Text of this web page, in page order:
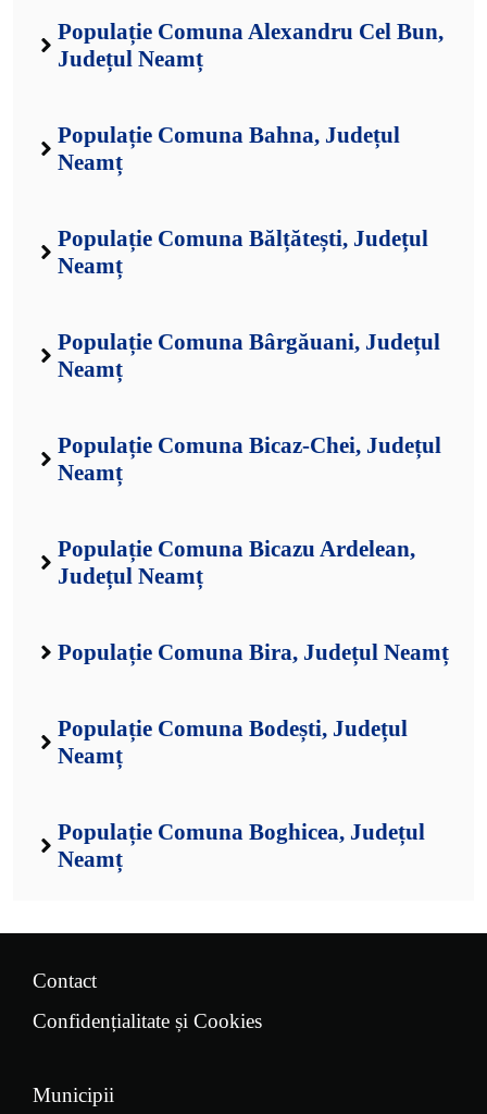
Populație Comuna Alexandru Cel Bun,
Județul Neamț
Populație Comuna Bahna, Județul
Neamț
Populație Comuna Bălțătești, Județul
Neamț
Populație Comuna Bârgăuani, Județul
Neamț
Populație Comuna Bicaz-Chei, Județul
Neamț
Populație Comuna Bicazu Ardelean,
Județul Neamț
Populație Comuna Bira, Județul Neamț
Populație Comuna Bodești, Județul
Neamț
Populație Comuna Boghicea, Județul
Neamț
Contact
Confidențialitate și Cookies
Municipii